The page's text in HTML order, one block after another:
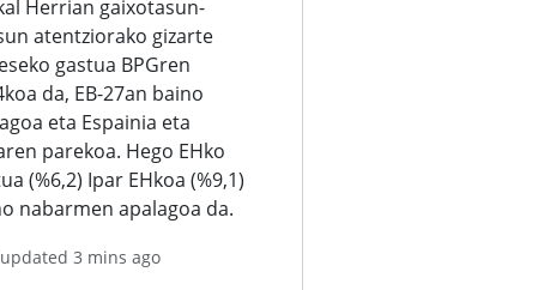
Herrian gaixotasun-
atentziorako gizarte
gastua BPGren
da, EB-27an baino
eta Espainia eta
parekoa. Hego EHko
(%6,2) Ipar EHkoa (%9,1)
nabarmen apalagoa da.
3 mins ago